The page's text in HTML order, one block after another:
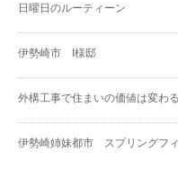
日曜日のルーティーン
伊勢崎市 I様邸
外構工事で住まいの価値は変わ
伊勢崎姉妹都市 スプリングフ